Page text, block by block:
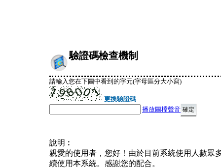
驗證碼檢查機制
請輸入您在下圖中看到的字元(字母區分大小寫)
更換驗證碼
播放圖檔聲音
說明︰
親愛的使用者，您好！由於目前系統使用人數眾
續使用本系統。感謝您的配合。